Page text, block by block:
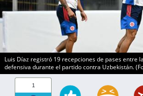
Luis Díaz registró 19 recepciones de pases entre
defensiva durante el partido contra Uzbekistán.
1